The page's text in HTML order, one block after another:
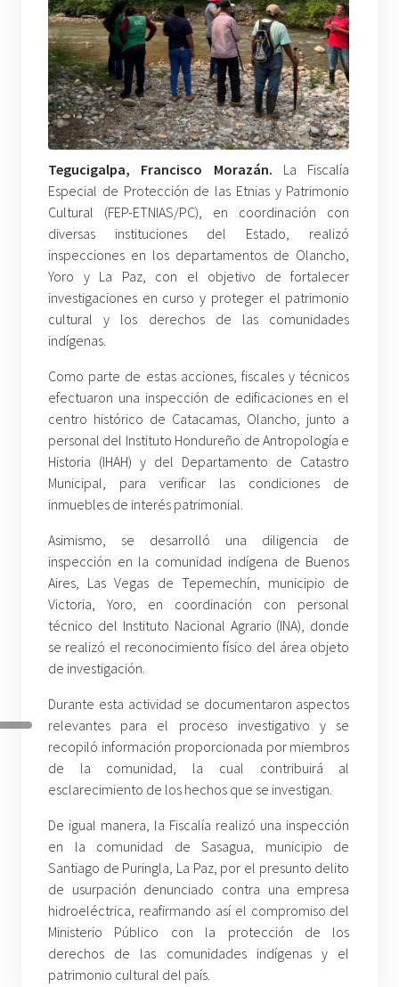
Tegucigalpa, Francisco Morazán. La Fiscalía
Especial de Protección de las Etnias y Patrimonio
Cultural (FEP-ETNIAS/PC), en coordinación con
diversas instituciones del Estado, realizó
inspecciones en los departamentos de Olancho,
Yoro y La Paz, con el objetivo de fortalecer
investigaciones en curso y proteger el patrimonio
cultural y los derechos de las comunidades
indígenas.
Como parte de estas acciones, fiscales y técnicos
efectuaron una inspección de edificaciones en el
centro histórico de Catacamas, Olancho, junto a
personal del Instituto Hondureño de Antropología e
Historia (IHAH) y del Departamento de Catastro
Municipal, para verificar las condiciones de
inmuebles de interés patrimonial.
Asimismo, se desarrolló una diligencia de
inspección en la comunidad indígena de Buenos
Aires, Las Vegas de Tepemechín, municipio de
Victoria, Yoro, en coordinación con personal
técnico del Instituto Nacional Agrario (INA), donde
se realizó el reconocimiento físico del área objeto
de investigación.
Durante esta actividad se documentaron aspectos
relevantes para el proceso investigativo y se
recopiló información proporcionada por miembros
de la comunidad, la cual contribuirá al
esclarecimiento de los hechos que se investigan.
De igual manera, la Fiscalía realizó una inspección
en la comunidad de Sasagua, municipio de
Santiago de Puringla, La Paz, por el presunto delito
de usurpación denunciado contra una empresa
hidroeléctrica, reafirmando así el compromiso del
Ministerio Público con la protección de los
derechos de las comunidades indígenas y el
patrimonio cultural del país.